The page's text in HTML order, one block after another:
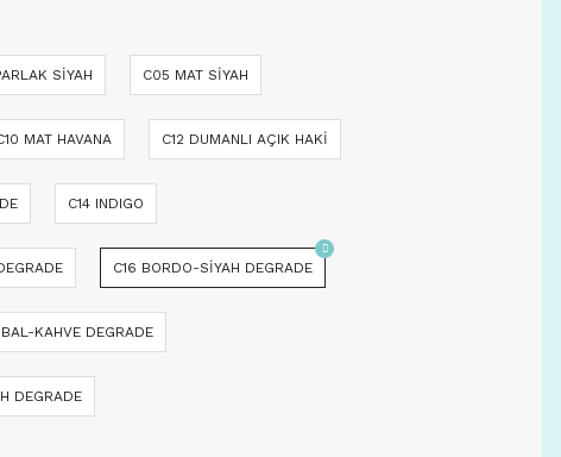
SİYAH C05 MAT SİYAH
MAT HAVANA C12 DUMANLI AÇIK HAKİ
C14 INDIGO
C16 BORDO-SİYAH DEGRADE
BAL-KAHVE DEGRADE
DEGRADE